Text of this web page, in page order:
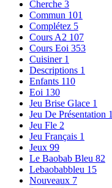
Cherche 3
Commun 101
Complétez 5
Cours A2 107
Cours Eoi 353
Cuisiner 1
Descriptions 1
Enfants 110
Eoi 130
Jeu Brise Glace 1
Jeu De Présentation 1
Jeu Fle 2
Jeu Français 1
Jeux 99
Le Baobab Bleu 82
Lebaobabbleu 15
Nouveaux 7